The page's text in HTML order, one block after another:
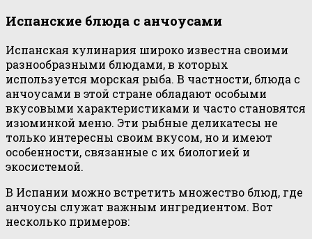
Испанские блюда с анчоусами
Испанская кулинария широко известна своими
разнообразными блюдами, в которых
используется морская рыба. В частности, блюда с
анчоусами в этой стране обладают особыми
вкусовыми характеристиками и часто становятся
изюминкой меню. Эти рыбные деликатесы не
только интересны своим вкусом, но и имеют
особенности, связанные с их биологией и
экосистемой.
В Испании можно встретить множество блюд, где
анчоусы служат важным ингредиентом. Вот
несколько примеров: